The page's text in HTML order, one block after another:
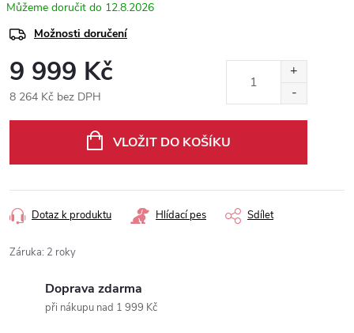
12.8.2026
Možnosti doručení
9 999 Kč
8 264 Kč bez DPH
VLOŽIT DO KOŠÍKU
Dotaz k produktu Hlídací pes Sdílet
Záruka: 2 roky
Doprava zdarma
při nákupu nad 1 999 Kč